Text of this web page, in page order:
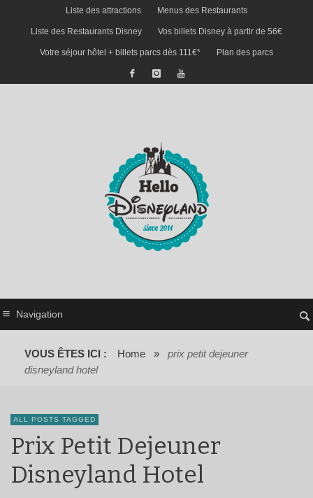
Liste des attractions Menus des Restaurants
Liste des Restaurants Disney Vos billets Disney à partir de 56€
Votre séjour hôtel + billets parcs dès 111€* Plan des parcs
Navigation
VOUS ÊTES ICI : Home »
prix petit dejeuner
disneyland hotel
ALL POSTS TAGGED
Prix Petit Dejeuner
Disneyland Hotel